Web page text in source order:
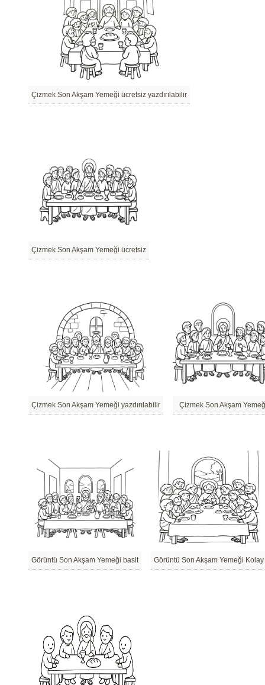
Çizmek Son Akşam Yemeği ücretsiz yazdırılabilir
Çizmek Son Akşam Yemeği ücretsiz
Çizmek Son Akşam Yemeği yazdırılabilir Çizmek Son Akşam
Görüntü Son Akşam Yemeği basit Görüntü Son Akşam Yemeği Kolay